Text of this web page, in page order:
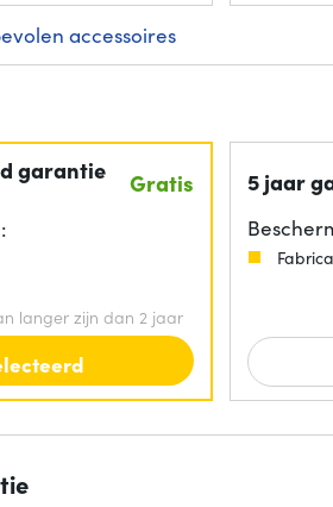
accessoires
garantie Gratis
langer zijn dan 2 jaar
5 jaar